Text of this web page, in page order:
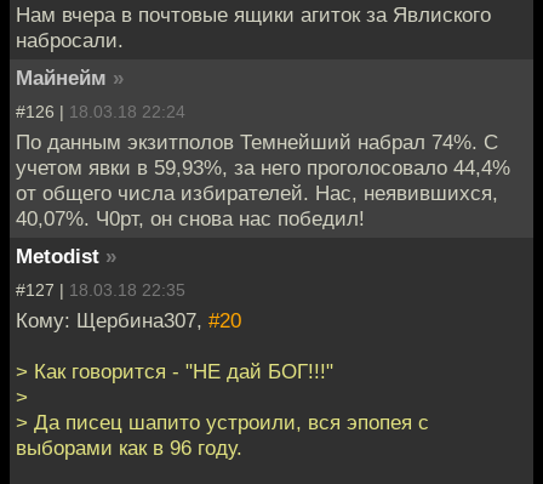
Нам вчера в почтовые ящики агиток за Явлиского
набросали.
Майнейм »
#126 | 18.03.18 22:24
По данным экзитполов Темнейший набрал 74%. С
учетом явки в 59,93%, за него проголосовало 44,4%
от общего числа избирателей. Нас, неявившихся,
40,07%. Ч0рт, он снова нас победил!
Metodist »
#127 | 18.03.18 22:35
Кому: Щербина307, #20
> Как говорится - "НЕ дай БОГ!!!"
>
> Да писец шапито устроили, вся эпопея с
выборами как в 96 году.